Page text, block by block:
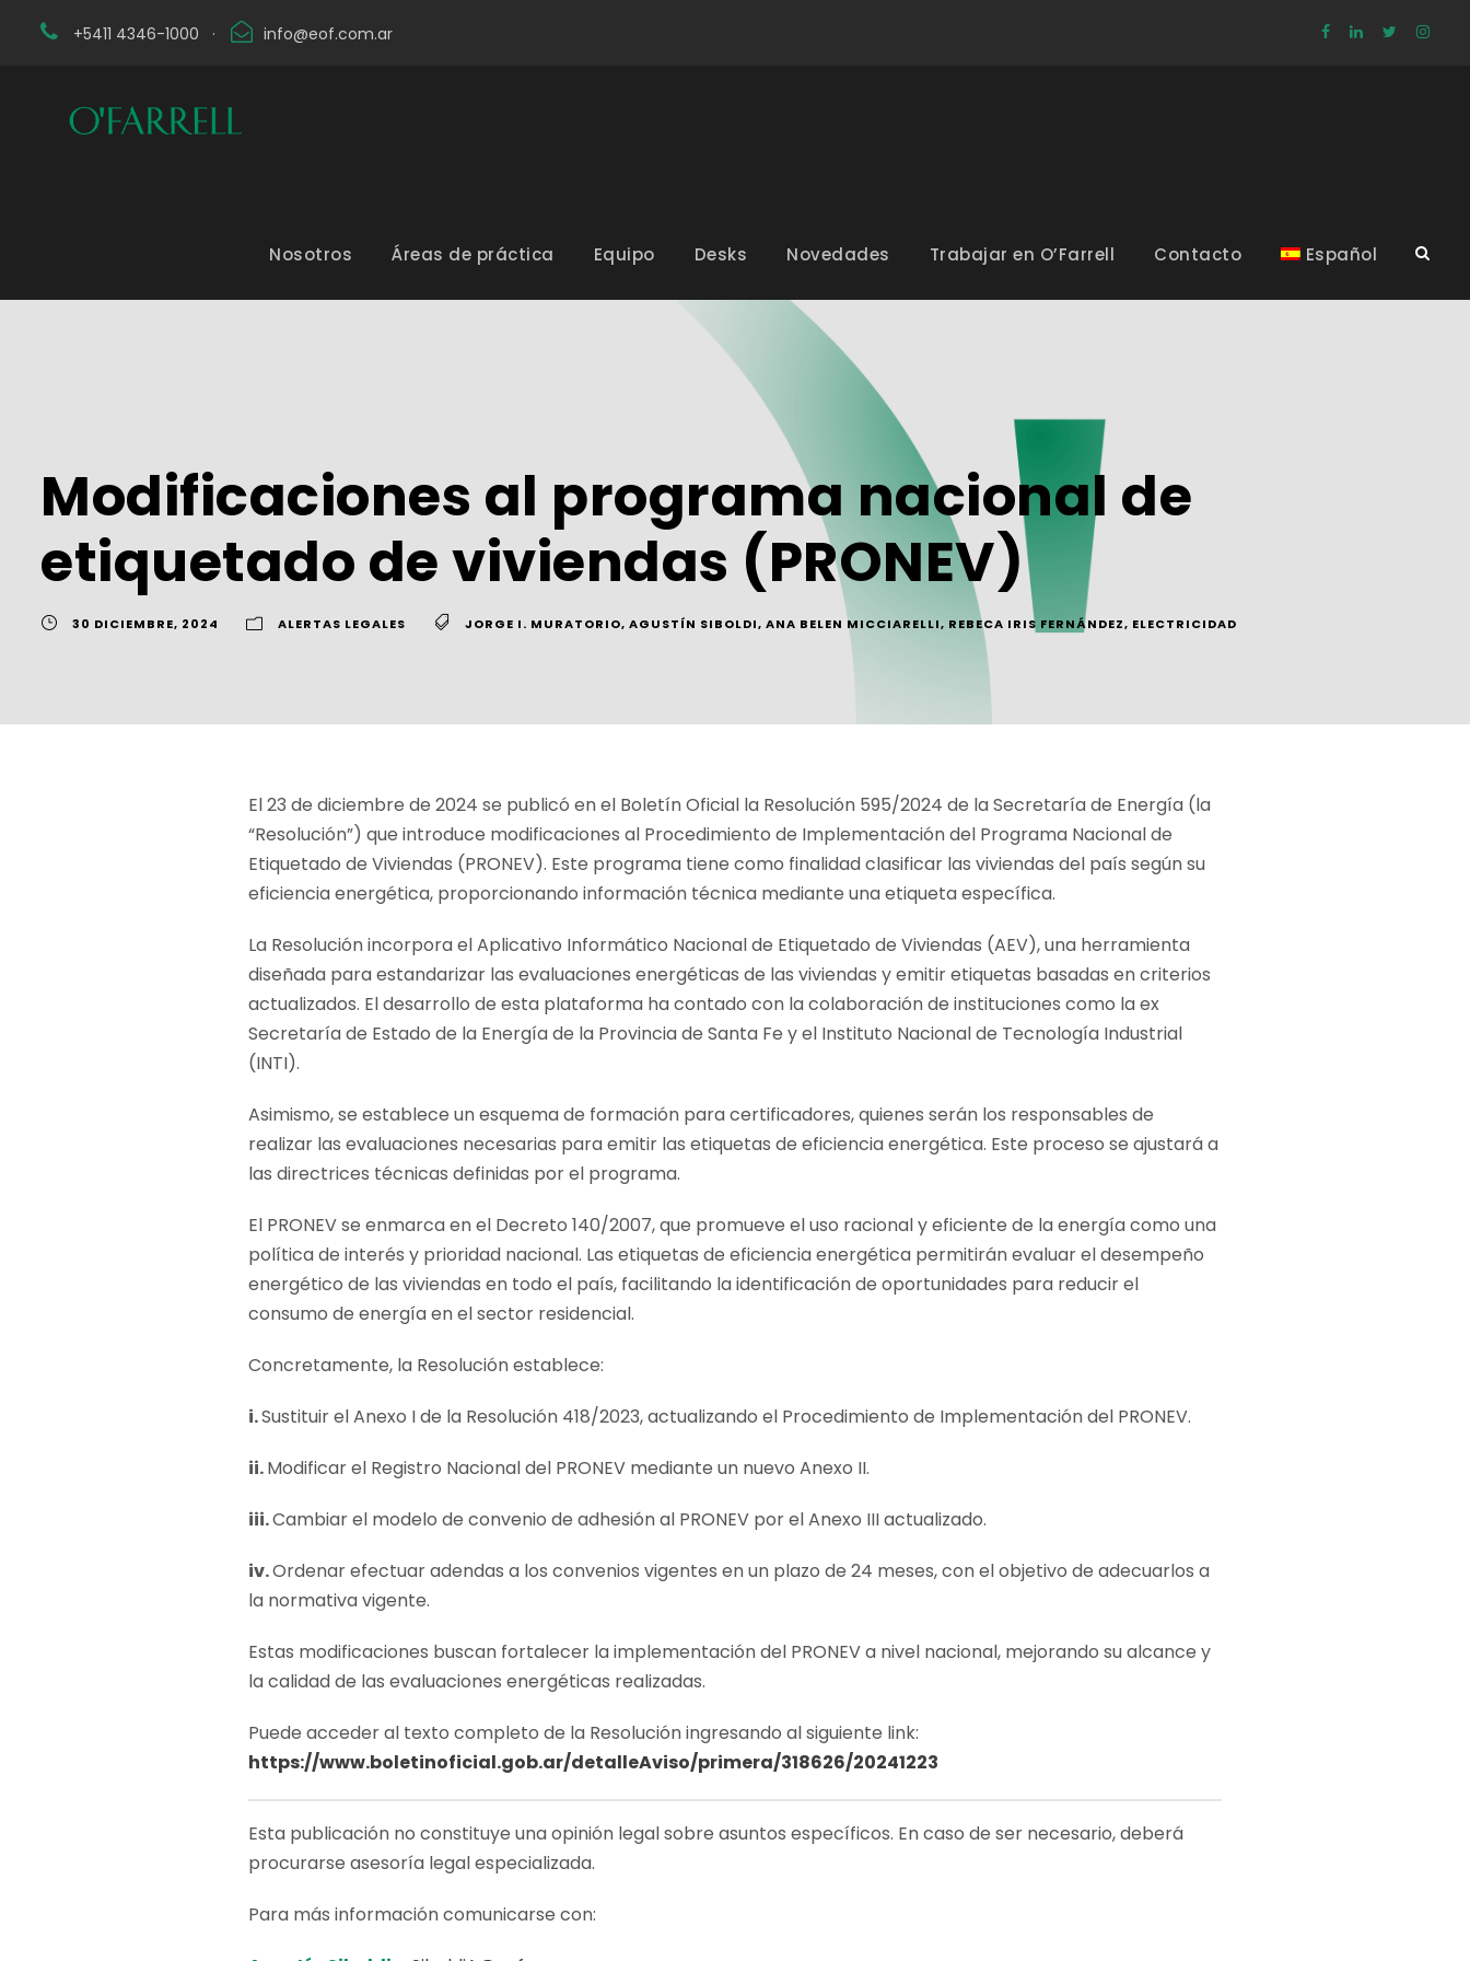
+5411 4346-1000 · info@eof.com.ar
Nosotros Áreas de práctica Equipo Desks Novedades Trabajar en O’Farrell Contacto Español
Modificaciones al programa nacional de
etiquetado de viviendas (PRONEV)
30 DICIEMBRE, 2024 ALERTAS LEGALES JORGE I. MURATORIO, AGUSTÍN SIBOLDI, ANA BELEN MICCIARELLI, REBECA IRIS FERNÁNDEZ, ELECTRICIDAD
El 23 de diciembre de 2024 se publicó en el Boletín Oficial la Resolución 595/2024 de la Secretaría de Energía (la
“Resolución”) que introduce modificaciones al Procedimiento de Implementación del Programa Nacional de
Etiquetado de Viviendas (PRONEV). Este programa tiene como finalidad clasificar las viviendas del país según su
eficiencia energética, proporcionando información técnica mediante una etiqueta específica.
La Resolución incorpora el Aplicativo Informático Nacional de Etiquetado de Viviendas (AEV), una herramienta
diseñada para estandarizar las evaluaciones energéticas de las viviendas y emitir etiquetas basadas en criterios
actualizados. El desarrollo de esta plataforma ha contado con la colaboración de instituciones como la ex
Secretaría de Estado de la Energía de la Provincia de Santa Fe y el Instituto Nacional de Tecnología Industrial
(INTI).
Asimismo, se establece un esquema de formación para certificadores, quienes serán los responsables de
realizar las evaluaciones necesarias para emitir las etiquetas de eficiencia energética. Este proceso se ajustará a
las directrices técnicas definidas por el programa.
El PRONEV se enmarca en el Decreto 140/2007, que promueve el uso racional y eficiente de la energía como una
política de interés y prioridad nacional. Las etiquetas de eficiencia energética permitirán evaluar el desempeño
energético de las viviendas en todo el país, facilitando la identificación de oportunidades para reducir el
consumo de energía en el sector residencial.
Concretamente, la Resolución establece:
i.Sustituir el Anexo I de la Resolución 418/2023, actualizando el Procedimiento de Implementación del PRONEV.
ii.Modificar el Registro Nacional del PRONEV mediante un nuevo Anexo II.
iii.Cambiar el modelo de convenio de adhesión al PRONEV por el Anexo III actualizado.
iv.Ordenar efectuar adendas a los convenios vigentes en un plazo de 24 meses, con el objetivo de adecuarlos a
la normativa vigente.
Estas modificaciones buscan fortalecer la implementación del PRONEV a nivel nacional, mejorando su alcance y
la calidad de las evaluaciones energéticas realizadas.
Puede acceder al texto completo de la Resolución ingresando al siguiente link:
https://www.boletinoficial.gob.ar/detalleAviso/primera/318626/20241223
Esta publicación no constituye una opinión legal sobre asuntos específicos. En caso de ser necesario, deberá
procurarse asesoría legal especializada.
Para más información comunicarse con: